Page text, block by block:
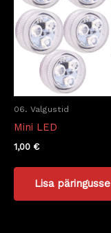
06. Valgustid
Mini LED
1,00 €
Lisa päringusse